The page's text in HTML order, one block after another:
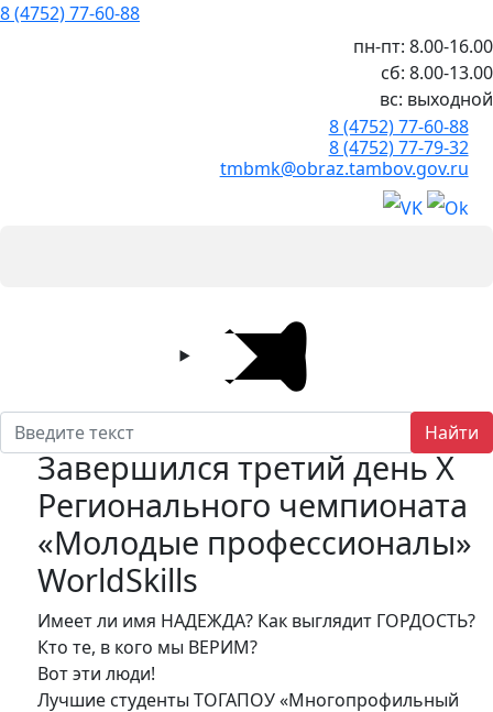
8 (4752) 77-60-88
пн-пт: 8.00-16.00
сб: 8.00-13.00
вс: выходной
8 (4752) 77-60-88
8 (4752) 77-79-32
tmbmk@obraz.tambov.gov.ru
Найти
Завершился третий день X
Регионального чемпионата
«Молодые профессионалы»
WorldSkills
Имеет ли имя НАДЕЖДА? Как выглядит ГОРДОСТЬ?
Кто те, в кого мы ВЕРИМ?
Вот эти люди!
Лучшие студенты ТОГАПОУ «Многопрофильный